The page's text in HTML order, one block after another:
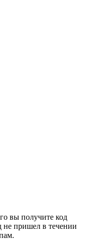
вы получите код
не пришел в течении